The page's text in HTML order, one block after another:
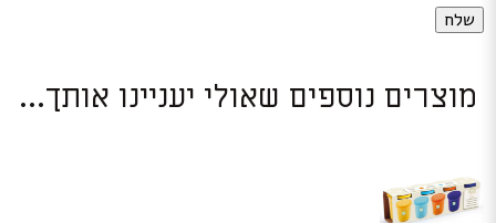
מוצרים נוספים שאולי יעניינו אותך...